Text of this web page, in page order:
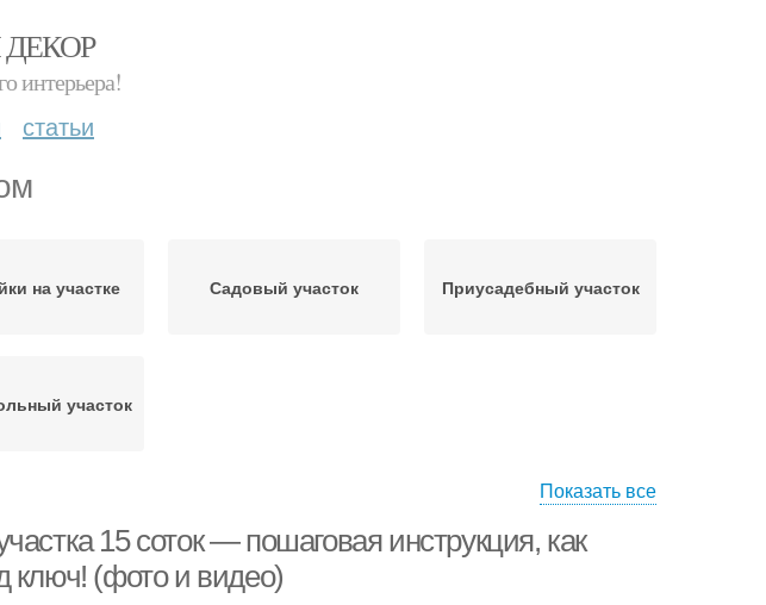
интерьера!
статьи
на участке Садовый участок Приусадебный участок
участок
Показать все
15 соток — пошаговая инструкция, как
ключ! (фото и видео)